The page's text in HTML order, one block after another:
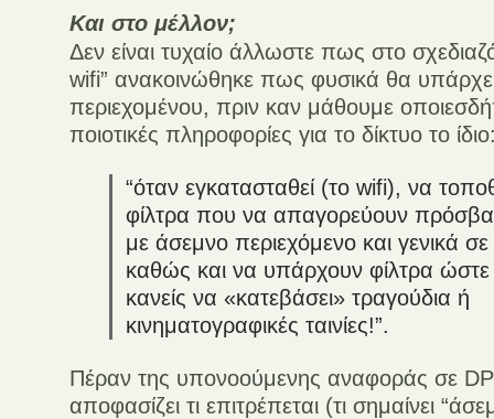
Και στο μέλλον;
Δεν είναι τυχαίο άλλωστε πως στο
wifi” ανακοινώθηκε πως φυσικά θα
περιεχομένου, πριν καν μάθουμε
ποιοτικές πληροφορίες για το δίκτυο το
“όταν εγκατασταθεί (το wifi), να
φίλτρα που να απαγορεύουν
με άσεμνο περιεχόμενο και γενικά σε
καθώς και να υπάρχουν φίλτρα
κανείς να «κατεβάσει» τραγούδια ή
κινηματογραφικές ταινίες!”.
Πέραν της υπονοούμενης αναφοράς σε
αποφασίζει τι επιτρέπεται (τι σημαίνει